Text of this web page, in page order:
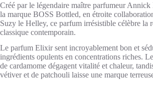
Créé par le légendaire maître parfumeur Annick
la marque BOSS Bottled, en étroite
Suzy le Helley, ce parfum irrésistible célèbre la
classique contemporain.
Le parfum Elixir sent incroyablement bon et
ingrédients opulents en concentrations riches.
de cardamome dégagent vitalité et chaleur,
vétiver et de patchouli laisse une marque